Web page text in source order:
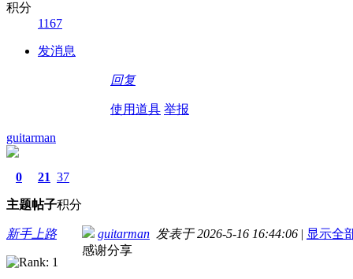
积分
1167
发消息
回复
使用道具 举报
guitarman
0
主题
21
帖子
37
积分
新手上路 guitarman 发表于 2026-5-16 16:44:06 | 显示全
感谢分享